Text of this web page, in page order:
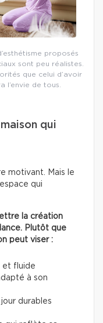
proposés
sont peu réalistes.
que celui d’avoir
l’envie de tous.
maison qui
motivant. Mais le
qui
la création
Plutôt que
peut viser :
et fluide
à son
durables